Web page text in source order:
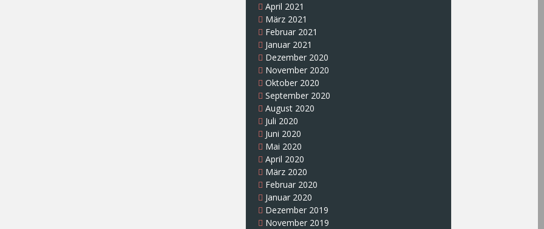
April 2021
März 2021
Februar 2021
Januar 2021
Dezember 2020
November 2020
Oktober 2020
September 2020
August 2020
Juli 2020
Juni 2020
Mai 2020
April 2020
März 2020
Februar 2020
Januar 2020
Dezember 2019
November 2019